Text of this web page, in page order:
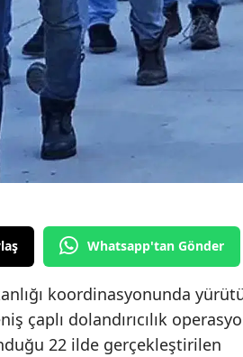
Whatsapp'tan Gönder
koordinasyonunda
çaplı dolandırıcılık
22 ilde gerçekleştirilen